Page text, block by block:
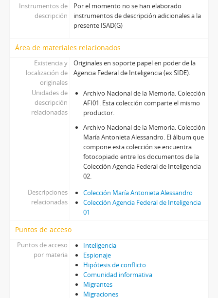
Instrumentos de
descripción
Por el momento no se han elaborado
instrumentos de descripción adicionales a la
presente ISAD(G)
Área de materiales relacionados
Existencia y
localización de
originales
Originales en soporte papel en poder de la
Agencia Federal de Inteligencia (ex SIDE).
Unidades de
descripción
relacionadas
Archivo Nacional de la Memoria. Colección
AFI01. Esta colección comparte el mismo
productor.
Archivo Nacional de la Memoria. Colección
María Antonieta Alessandro. El álbum que
compone esta colección se encuentra
fotocopiado entre los documentos de la
Colección Agencia Federal de Inteligencia
02.
Descripciones
relacionadas
Colección María Antonieta Alessandro
Colección Agencia Federal de Inteligencia
01
Puntos de acceso
Puntos de acceso
por materia
Inteligencia
Espionaje
Hipótesis de conflicto
Comunidad informativa
Migrantes
Migraciones